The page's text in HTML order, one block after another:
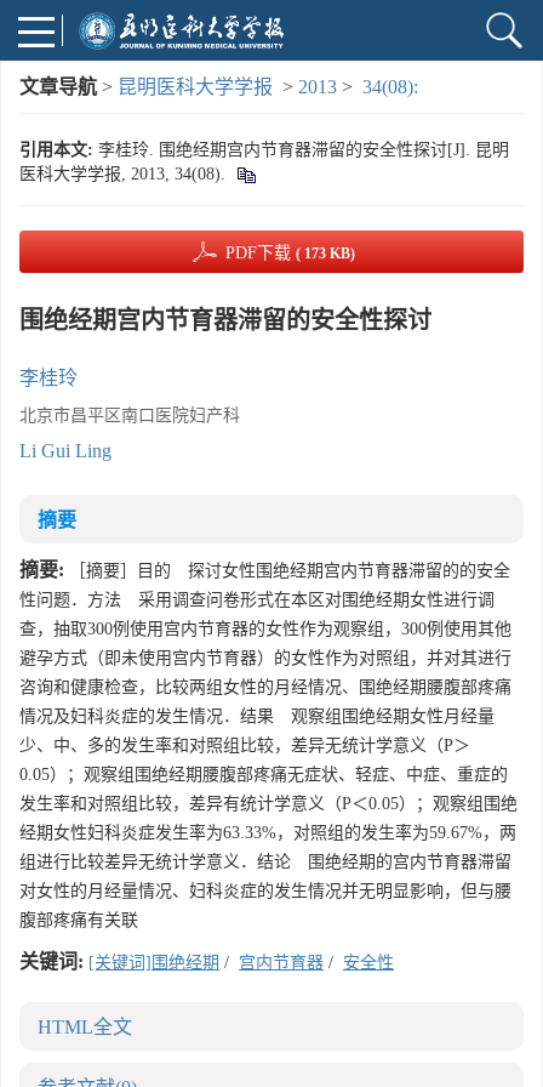
文章导航 > 昆明医科大学学报 > 2013 > 34(08):
引用本文: 李桂玲. 围绝经期宫内节育器滞留的安全性探讨[J]. 昆明
医科大学学报, 2013, 34(08).
PDF下载 ( 173 KB)
围绝经期宫内节育器滞留的安全性探讨
李桂玲
北京市昌平区南口医院妇产科
Li Gui Ling
摘要
摘要: ［摘要］目的 探讨女性围绝经期宫内节育器滞留的的安全
性问题．方法 采用调查问卷形式在本区对围绝经期女性进行调
查，抽取300例使用宫内节育器的女性作为观察组，300例使用其他
避孕方式（即未使用宫内节育器）的女性作为对照组，并对其进行
咨询和健康检查，比较两组女性的月经情况、围绝经期腰腹部疼痛
情况及妇科炎症的发生情况．结果 观察组围绝经期女性月经量
少、中、多的发生率和对照组比较，差异无统计学意义（P＞
0.05）；观察组围绝经期腰腹部疼痛无症状、轻症、中症、重症的
发生率和对照组比较，差异有统计学意义（P＜0.05）；观察组围绝
经期女性妇科炎症发生率为63.33%，对照组的发生率为59.67%，两
组进行比较差异无统计学意义．结论 围绝经期的宫内节育器滞留
对女性的月经量情况、妇科炎症的发生情况并无明显影响，但与腰
腹部疼痛有关联
关键词: [关键词]围绝经期 / 宫内节育器 / 安全性
HTML全文